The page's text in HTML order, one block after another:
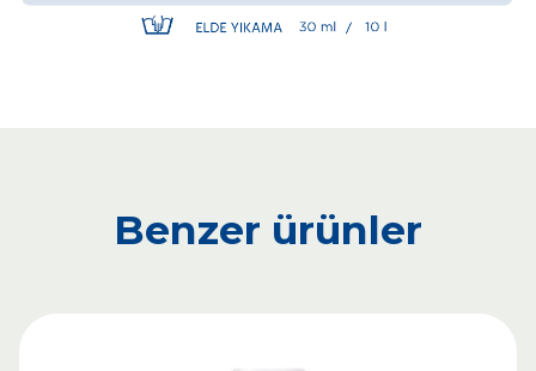
Benzer ürünler